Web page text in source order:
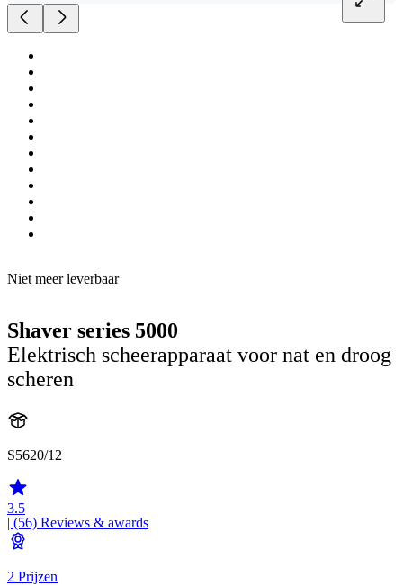
Niet meer leverbaar
Shaver series 5000
Elektrisch scheerapparaat voor nat en droog
scheren
S5620/12
3.5
| (56) Reviews & awards
2 Prijzen